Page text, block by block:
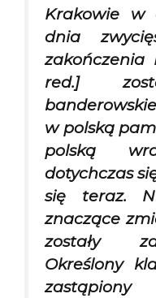
Krakowie w
dnia
zakończenia
red.]
w polską
polską
dotychczas
się teraz.
znaczące
zostały
Określony